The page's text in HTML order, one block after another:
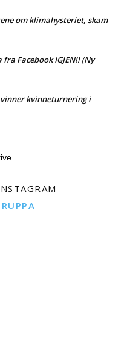
om klimahysteriet, skam
Facebook IGJEN!! (Ny
vinner kvinneturnering i